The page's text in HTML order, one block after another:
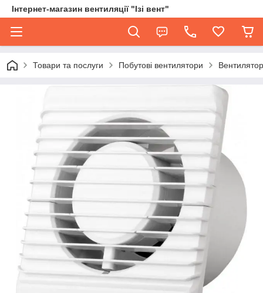
Інтернет-магазин вентиляції "Ізі вент"
Товари та послуги Побутові вентилятори